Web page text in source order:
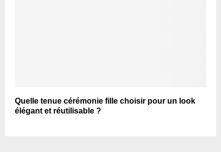
Quelle tenue cérémonie fille choisir pour un look
élégant et réutilisable ?